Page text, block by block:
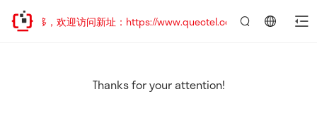
址已迁移，欢迎访问新址：https://www.quectel.com.cn
Thanks for your attention!